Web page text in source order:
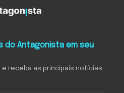
do Antagonista em seu
receba as principais notícias